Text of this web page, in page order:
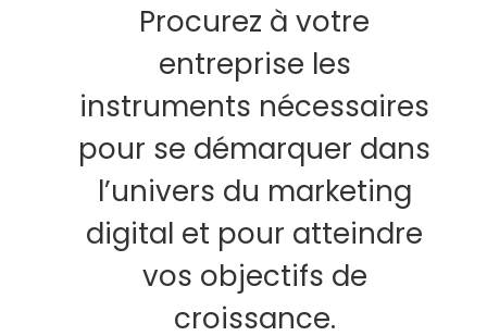
Procurez à votre
entreprise les
instruments nécessaires
pour se démarquer dans
l’univers du marketing
digital et pour atteindre
vos objectifs de
croissance.